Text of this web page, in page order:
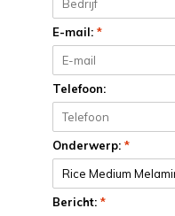
E-mail: *
Telefoon:
Onderwerp: *
Bericht: *